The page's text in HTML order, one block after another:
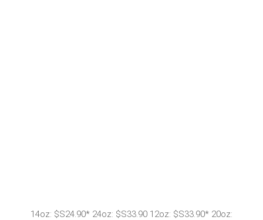
14oz: $S24.90* 24oz: $S33.90 12oz: $S33.90* 20oz: